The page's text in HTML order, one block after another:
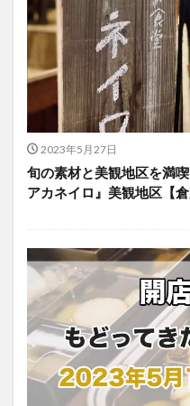
2023年5月27日
旬の素材と美観地区を満
アカネイロ』美観地区【倉